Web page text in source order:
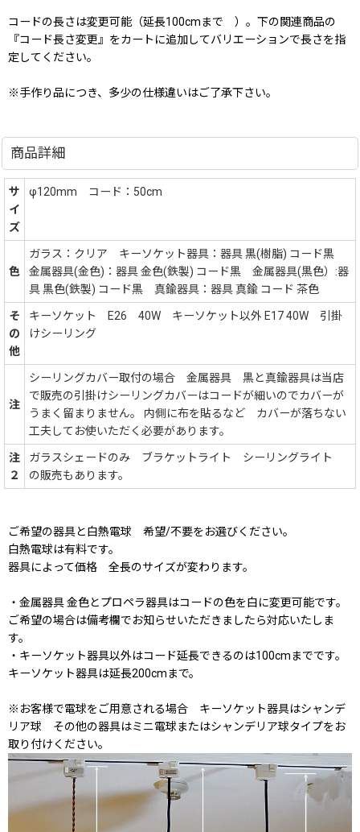
コードの長さは変更可能（延長100cmまで ）。下の関連商品の
『コード長さ変更』をカートに追加してバリエーションで長さを指
定してください。
※手作り品につき、多少の仕様違いはご了承下さい。
商品詳細
サ
イ
ズ
φ120mm コード：50cm
色
ガラス：クリア キーソケット器具：器具 黒(樹脂) コード黒
金属器具(金色)：器具 金色(鉄製) コード黒 金属器具(黒色）:器
具 黒色(鉄製) コード黒 真鍮器具：器具 真鍮 コード 茶色
そ
の
他
キーソケット E26 40W キーソケット以外 E17 40W 引掛
けシーリング
注
シーリングカバー取付の場合 金属器具 黒と真鍮器具は当店
で販売の引掛けシーリングカバーはコードが細いのでカバーが
うまく留まりません。 内側に布を貼るなど カバーが落ちない
工夫してお使いただく必要があります。
注
２
ガラスシェードのみ ブラケットライト シーリングライト
の販売もあります。
ご希望の器具と白熱電球 希望/不要をお選びください。
白熱電球は有料です。
器具によって価格 全長のサイズが変わります。
・金属器具 金色とプロペラ器具はコードの色を白に変更可能です。
ご希望の場合は備考欄でお知らせいただきましたら対応いたしま
す。
・キーソケット器具以外はコード延長できるのは100cmまでです。
キーソケット器具は延長200cmまで。
※お客様で電球をご用意される場合 キーソケット器具はシャンデ
リア球 その他の器具はミニ電球またはシャンデリア球タイプをお
取り付けください。